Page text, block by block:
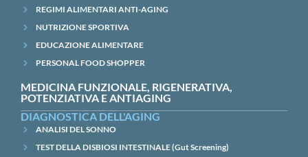
REGIMI ALIMENTARI ANTI-AGING
NUTRIZIONE SPORTIVA
EDUCAZIONE ALIMENTARE
PERSONAL FOOD SHOPPER
MEDICINA FUNZIONALE, RIGENERATIVA,
POTENZIATIVA E ANTIAGING
DIAGNOSTICA DELL'AGING
ANALISI DEL SONNO
TEST DELLA DISBIOSI INTESTINALE (Gut Screening)